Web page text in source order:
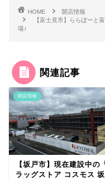
HOME
開店情報
【富士見市】ららぽーと
場♪
関連記事
開店情報
【坂戸市】現在建設中の
ラッグストア コスモス